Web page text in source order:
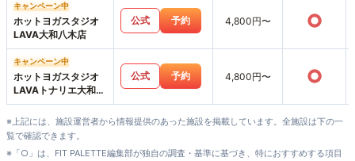
キャンペーン中
ホットヨガスタジオ
LAVA大和八木店
公式 予約 4,800円〜 ○
キャンペーン中
ホットヨガスタジオ
LAVAトナリエ大和高
田店
公式 予約 4,800円〜 ○
※上記には、施設運営者から情報提供のあった施設を掲載しています。全施設は下の一
覧で確認できます。
※「○」は、FIT PALETTE編集部が独自の調査・基準に基づき、特におすすめする項目